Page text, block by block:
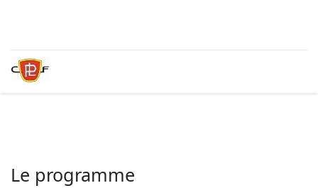
Le programme